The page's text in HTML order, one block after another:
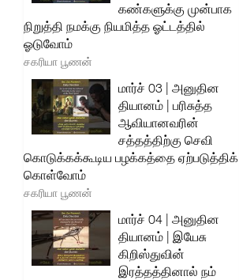
கண்களுக்கு முன்பாக
நிறுத்தி நமக்கு நியமித்த ஓட்டத்தில்
ஓடுவோம்
சகரியா பூணன்
மார்ச் 03 | அனுதின
தியானம் | பரிசுத்த
ஆவியானவரின்
சத்தத்திற்கு செவி
கொடுக்கக்கூடிய பழக்கத்தை ஏற்படுத்திக்
கொள்வோம்
சகரியா பூணன்
மார்ச் 04 | அனுதின
தியானம் | இயேசு
கிறிஸ்துவின்
இரத்தத்தினால் நம்